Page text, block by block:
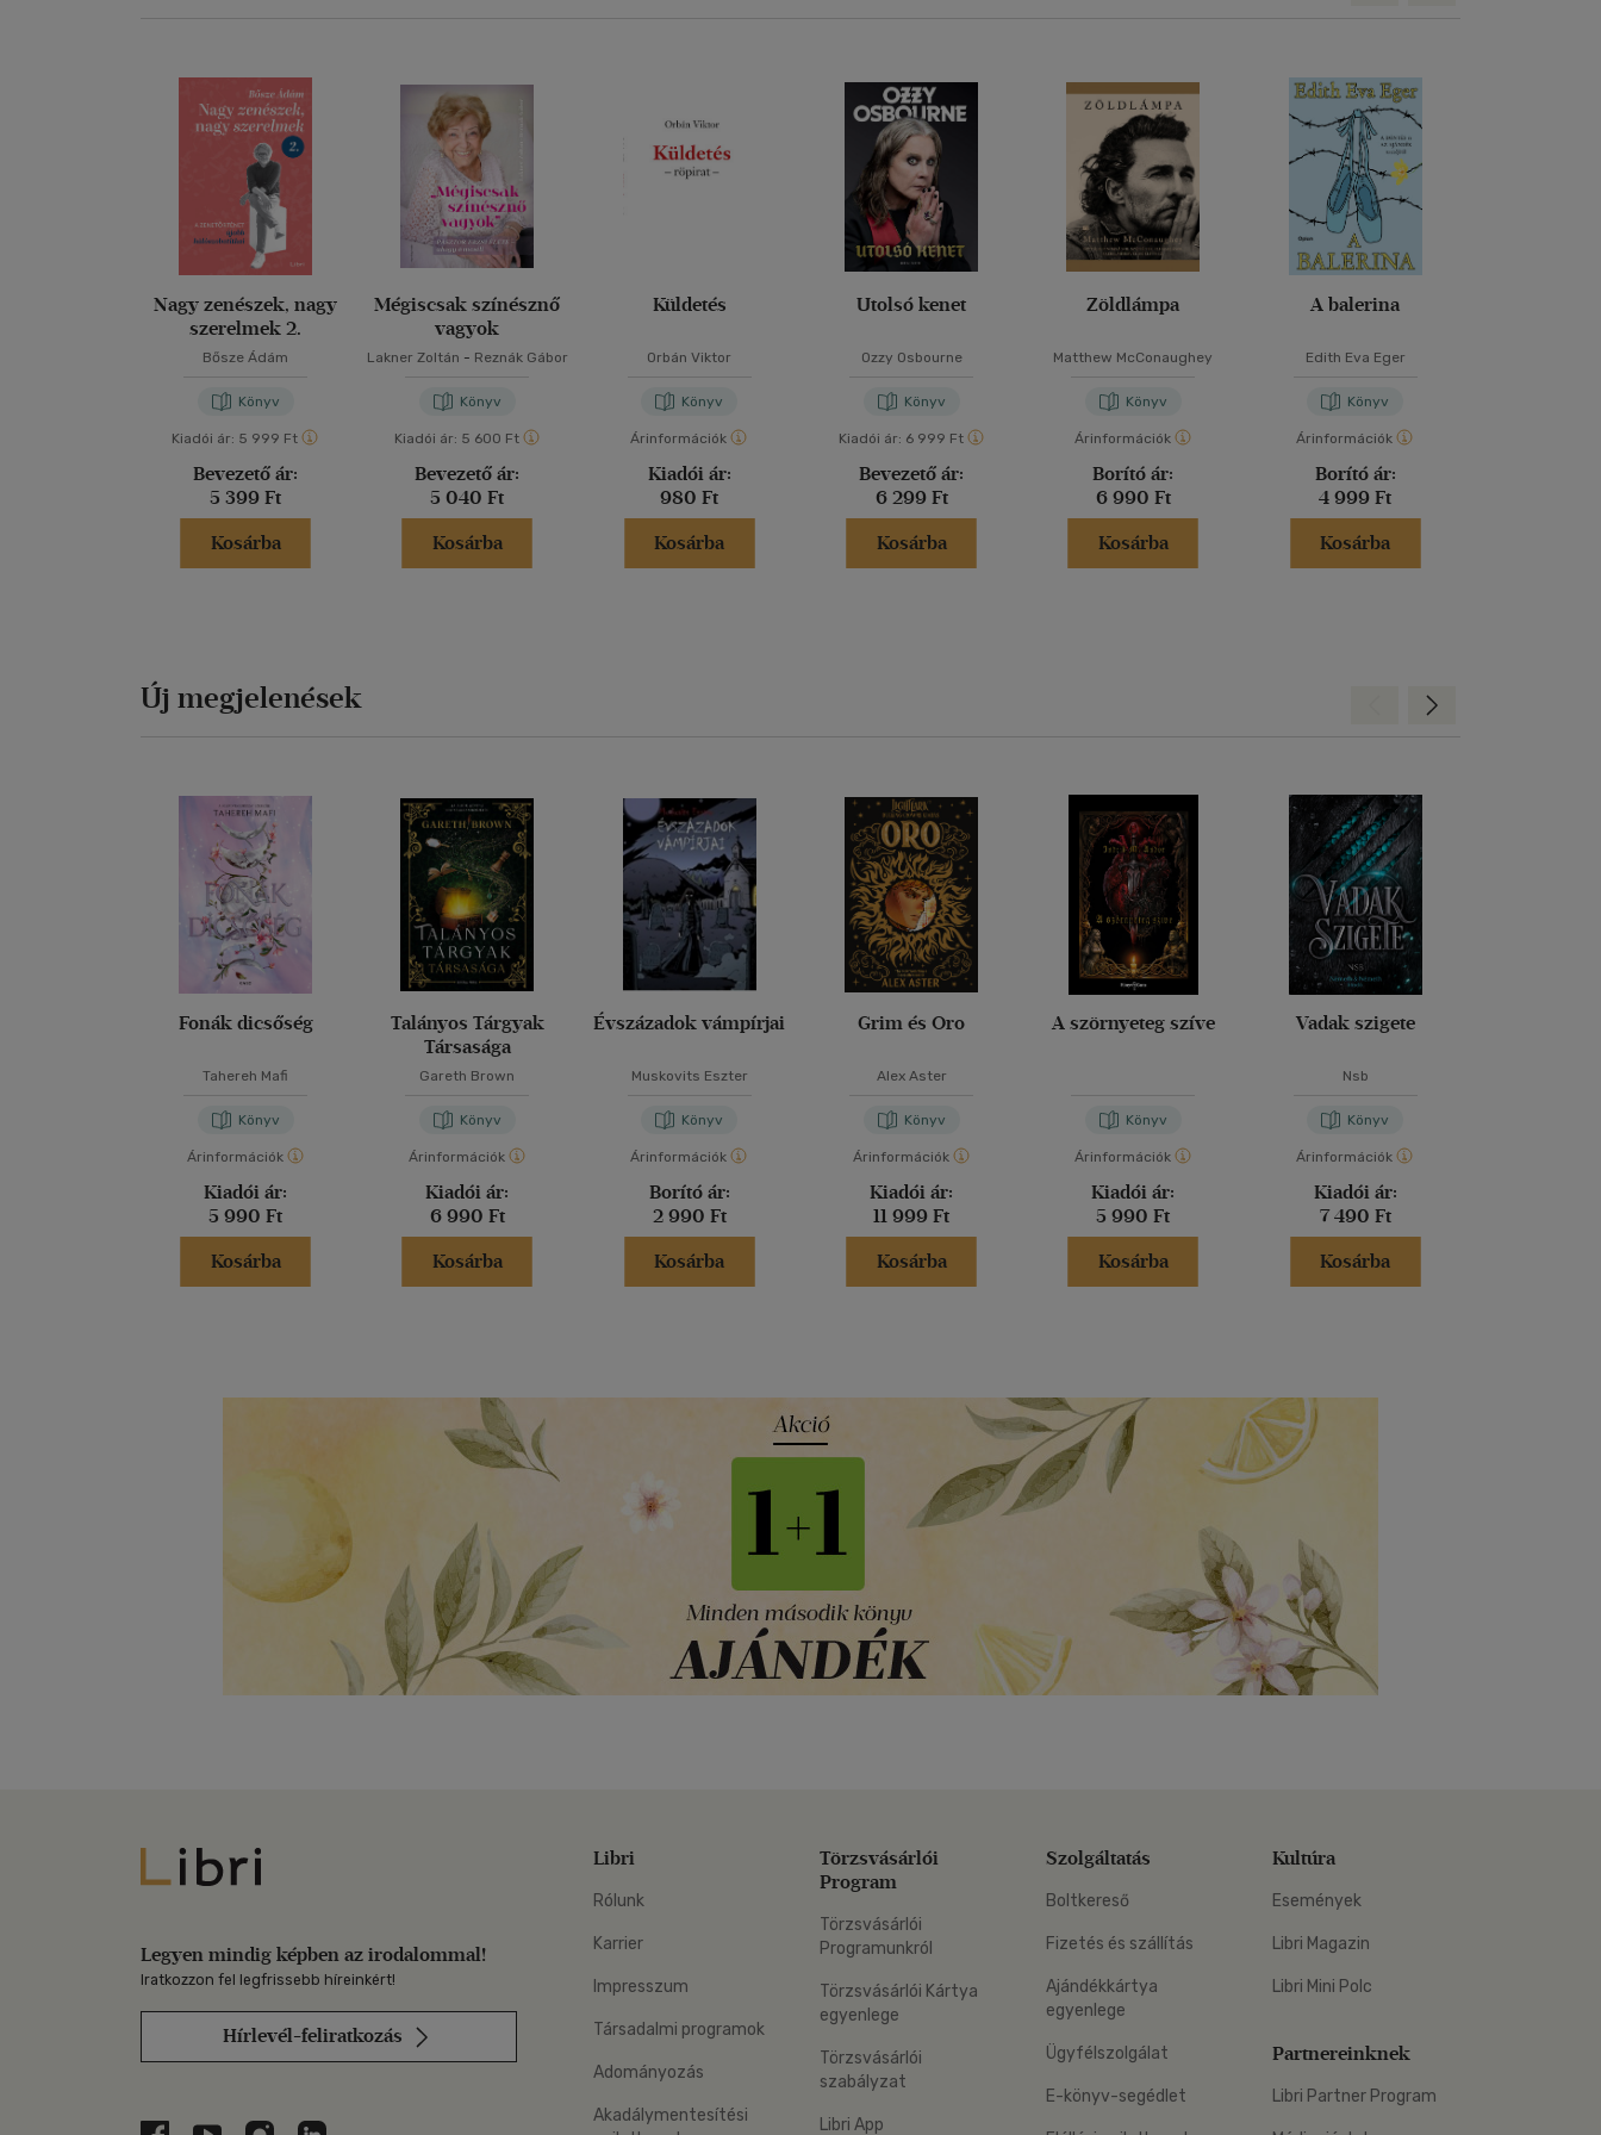
Nagy zenészek, nagy
szerelmek 2.
Bősze Ádám
Könyv
Kiadói ár: 5 999 Ft
Bevezető ár:
5 399 Ft
Kosárba
Mégiscsak színésznő
vagyok
Lakner Zoltán - Reznák Gábor
Könyv
Kiadói ár: 5 600 Ft
Bevezető ár:
5 040 Ft
Kosárba
Küldetés
Orbán Viktor
Könyv
Árinformációk
Kiadói ár:
980 Ft
Kosárba
Utolsó kenet
Ozzy Osbourne
Könyv
Kiadói ár: 6 999 Ft
Bevezető ár:
6 299 Ft
Kosárba
Zöldlámpa
Matthew McConaughey
Könyv
Árinformációk
Borító ár:
6 990 Ft
Kosárba
A balerina
Edith Eva Eger
Könyv
Árinformációk
Borító ár:
4 999 Ft
Kosárba
Új megjelenések
Fonák dicsőség
Tahereh Mafi
Könyv
Árinformációk
Kiadói ár:
5 990 Ft
Kosárba
Talányos Tárgyak
Társasága
Gareth Brown
Könyv
Árinformációk
Kiadói ár:
6 990 Ft
Kosárba
Évszázadok vámpírjai
Muskovits Eszter
Könyv
Árinformációk
Borító ár:
2 990 Ft
Kosárba
Grim és Oro
Alex Aster
Könyv
Árinformációk
Kiadói ár:
11 999 Ft
Kosárba
A szörnyeteg szíve
Könyv
Árinformációk
Kiadói ár:
5 990 Ft
Kosárba
Vadak szigete
Nsb
Könyv
Árinformációk
Kiadói ár:
7 490 Ft
Kosárba
Előre
Libri
Legyen mindig képben az irodalommal!
Iratkozzon fel legfrissebb híreinkért!
Hírlevél-feliratkozás
Libri
Rólunk
Karrier
Impresszum
Társadalmi programok
Adományozás
Akadálymentesítési
Törzsvásárlói
Program
Törzsvásárlói
Programunkról
Törzsvásárlói Kártya
egyenlege
Törzsvásárlói
szabályzat
Libri App
Szolgáltatás
Boltkereső
Fizetés és szállítás
Ajándékkártya
egyenlege
Ügyfélszolgálat
E-könyv-segédlet
Kultúra
Események
Libri Magazin
Libri Mini Polc
Partnereinknek
Libri Partner Program